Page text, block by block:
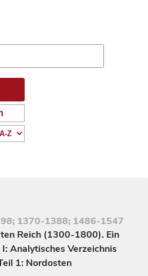
1370-1388; 1486-1547
Reich (1300-1800). Ein
Analytisches Verzeichnis
1: Nordosten